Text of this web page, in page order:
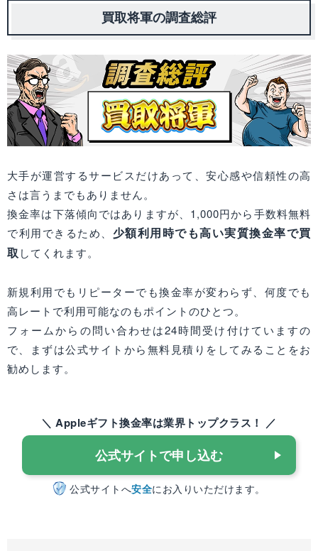
買取将軍の調査総評
大手が運営するサービスだけあって、安心感や信頼性の高
さは言うまでもありません。
換金率は下落傾向ではありますが、1,000円から手数料無料
で利用できるため、 少額利用時でも高い実質換金率で買
取 してくれます。
新規利用でもリピーターでも換金率が変わらず、何度でも
高レートで利用可能なのもポイントのひとつ。
フォームからの問い合わせは24時間受け付けていますの
で、まずは公式サイトから無料見積りをしてみることをお
勧めします。
＼ Appleギフト換金率は業界トップクラス！ ／
公式サイトで申し込む
公式サイトへ安全にお入りいただけます。